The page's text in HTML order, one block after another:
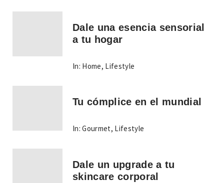
Dale una esencia sensorial
a tu hogar
In: Home, Lifestyle
Tu cómplice en el mundial
In: Gourmet, Lifestyle
Dale un upgrade a tu
skincare corporal